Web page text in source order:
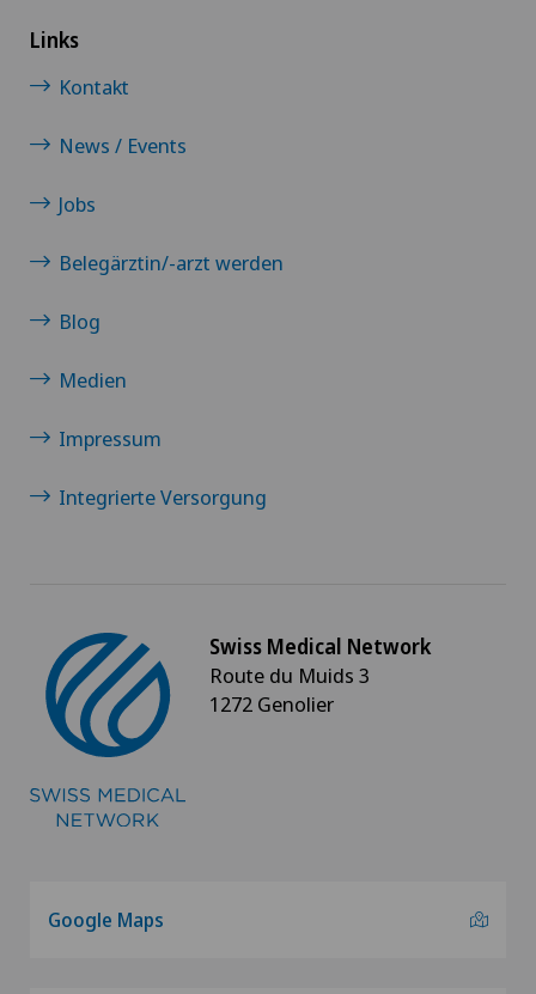
Links
Kontakt
News / Events
Jobs
Belegärztin/-arzt werden
Blog
Medien
Impressum
Integrierte Versorgung
Swiss Medical Network
Route du Muids 3
1272 Genolier
Google Maps